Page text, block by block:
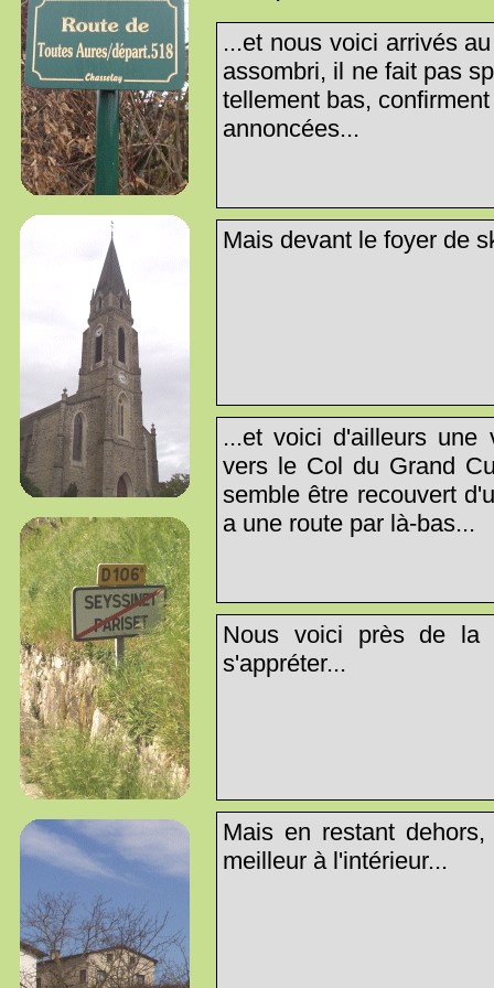
...et nous voici arrivés
assombri, il ne fait pas
tellement bas,
annoncées...
Mais devant le foyer de
...et voici d'ailleurs
vers le Col du Grand
semble être recouvert
a une route par là-bas...
Nous voici près de la
s'appréter...
Mais en restant
meilleur à l'intérieur...